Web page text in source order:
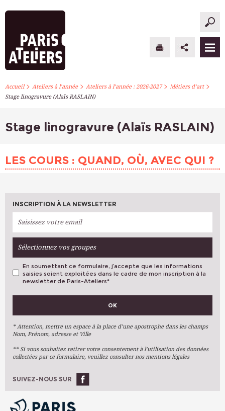
PARIS ATELIERS
ATELIERS À L’ANNÉE
STAGES PONCTUELS
S’INSCRIRE
Accueil> Ateliers à l’année> Ateliers à l’année : 2026-2027> Métiers d’art>
Stage linogravure (Alaïs RASLAIN)
Stage linogravure (Alaïs RASLAIN)
LES COURS : QUAND, OÙ, AVEC QUI ?
INSCRIPTION À LA NEWSLETTER
Sélectionnez vos groupes
VOS PRÉFÉRENCES
Arts Plastiques
Arts Du Texte
Arts Numériques
Ateliers À L'année
En soumettant ce formulaire, j’accepte que les informations
saisies soient exploitées dans le cadre de mon inscription à la
newsletter de Paris-Ateliers*
OK
* Attention, mettre un espace à la place d’une apostrophe dans les champs
Nom, Prénom, adresse et Ville
** Si vous souhaitez retirer votre consentement à l’utilisation des données
collectées par ce formulaire, veuillez consulter nos mentions légales
SUIVEZ-NOUS SUR